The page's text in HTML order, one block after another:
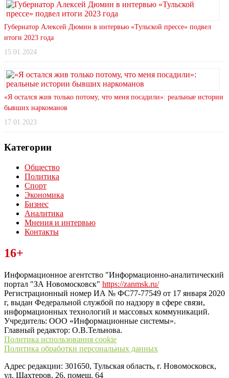
Губернатор Алексей Дюмин в интервью «Тульской прессе» подвел
итоги 2023 года
15.01.2024
«Я остался жив только потому, что меня посадили»: реальные истории
бывших наркоманов
17.01.2023
Категории
Общество
Политика
Спорт
Экономика
Бизнес
Аналитика
Мнения и интервью
Контакты
Читайте последние новости дня в Тульской области на сайте
16+
Информационное агентство "Информационно-аналитический
портал "ЗА Новомосковск" https://zanmsk.ru/
Регистрационный номер ИА № ФС77-77549 от 17 января 2020
г, выдан Федеральной службой по надзору в сфере связи,
информационных технологий и массовых коммуникаций.
Учредитель: ООО «Информационные системы».
Главный редактор: О.В.Тельнова.
Политика использования cookie
Политика обработки персональных данных
Адрес редакции: 301650, Тульская область, г. Новомосковск,
ул. Шахтеров, 26, помещ. 64